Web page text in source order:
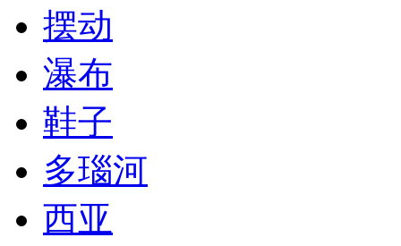
摆动
瀑布
鞋子
多瑙河
西亚